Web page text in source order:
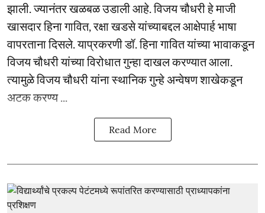
झाली. ज्यानंतर खळबळ उडाली आहे. विजय चौधरी हे माजी
खासदार हिना गावित, रक्षा खडसे यांच्याबद्दल आक्षेपार्ह भाषा
वापरताना दिसले. याप्रकरणी डॉ. हिना गावित यांच्या भावाकडून
विजय चौधरी यांच्या विरोधात गुन्हा दाखल करण्यात आला.
त्यामुळे विजय चौधरी यांना स्थानिक गुन्हे अन्वेषण शाखेकडून
अटक करण्य ...
Read More